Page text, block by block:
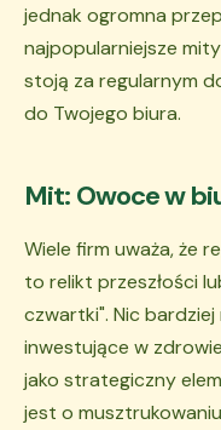
jednak ogromna
najpopularniejsze
stoją za regularnym
do Twojego biura.
Mit: Owoce w
Wiele firm uważa, że
to relikt przeszłości
czwartki". Nic
inwestujące w
jako strategiczny
jest o